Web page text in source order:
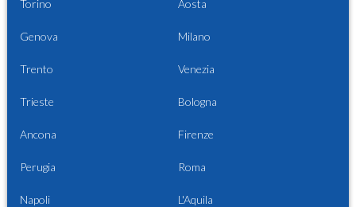
Torino Aosta
Genova Milano
Trento Venezia
Trieste Bologna
Ancona Firenze
Perugia Roma
Napoli L'Aquila